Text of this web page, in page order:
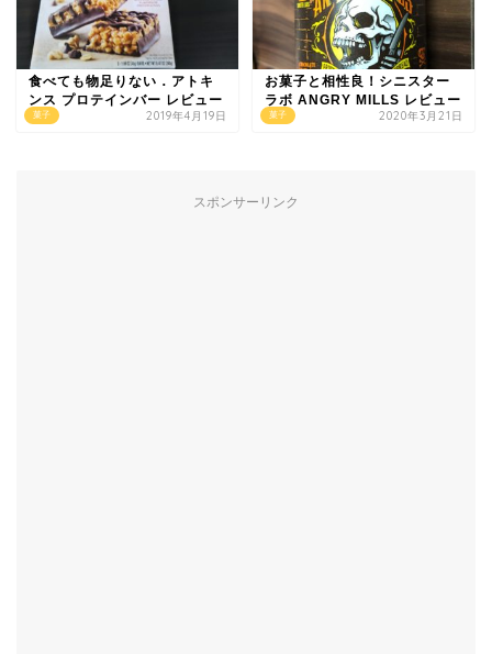
菓子
食べても物足りない．アトキ
ンス プロテインバー レビュー
2019年4月19日 菓子
お菓子と相性良！シニスター
ラボ ANGRY MILLS レビュー
2020年3月21日
スポンサーリンク